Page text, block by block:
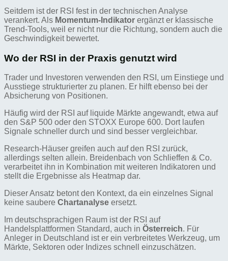
Seitdem ist der RSI fest in der technischen Analyse
verankert. Als Momentum-Indikator ergänzt er klassische
Trend-Tools, weil er nicht nur die Richtung, sondern auch die
Geschwindigkeit bewertet.
Wo der RSI in der Praxis genutzt wird
Trader und Investoren verwenden den RSI, um Einstiege und
Ausstiege strukturierter zu planen. Er hilft ebenso bei der
Absicherung von Positionen.
Häufig wird der RSI auf liquide Märkte angewandt, etwa auf
den S&P 500 oder den STOXX Europe 600. Dort laufen
Signale schneller durch und sind besser vergleichbar.
Research-Häuser greifen auch auf den RSI zurück,
allerdings selten allein. Breidenbach von Schlieffen & Co.
verarbeitet ihn in Kombination mit weiteren Indikatoren und
stellt die Ergebnisse als Heatmap dar.
Dieser Ansatz betont den Kontext, da ein einzelnes Signal
keine saubere Chartanalyse ersetzt.
Im deutschsprachigen Raum ist der RSI auf
Handelsplattformen Standard, auch in Österreich. Für
Anleger in Deutschland ist er ein verbreitetes Werkzeug, um
Märkte, Sektoren oder Indizes schnell einzuschätzen.